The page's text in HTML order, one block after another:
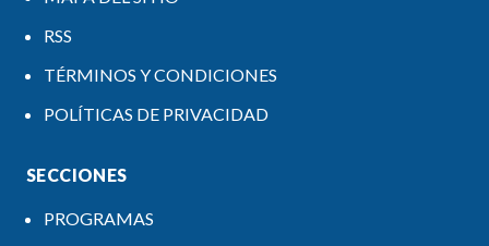
RSS
TÉRMINOS Y CONDICIONES
POLÍTICAS DE PRIVACIDAD
SECCIONES
PROGRAMAS